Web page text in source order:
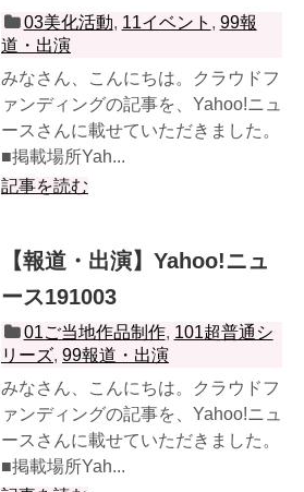
03美化活動, 11イベント , 99報
道・出演
みなさん、こんにちは。クラウドフ
ァンディングの記事を、Yahoo!ニュ
ースさんに載せていただきました。
■掲載場所Yah...
記事を読む
【報道・出演】Yahoo!ニュ
ース191003
01ご当地作品制作, 101超普通シ
リーズ, 99報道・出演
みなさん、こんにちは。クラウドフ
ァンディングの記事を、Yahoo!ニュ
ースさんに載せていただきました。
■掲載場所Yah...